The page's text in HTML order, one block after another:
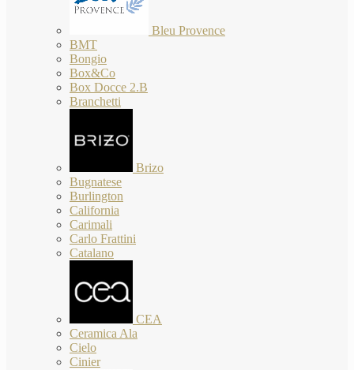
Bleu Provence
BMT
Bongio
Box&Co
Box Docce 2.B
Branchetti
Brizo
Bugnatese
Burlington
California
Carimali
Carlo Frattini
Catalano
CEA
Ceramica Ala
Cielo
Cinier